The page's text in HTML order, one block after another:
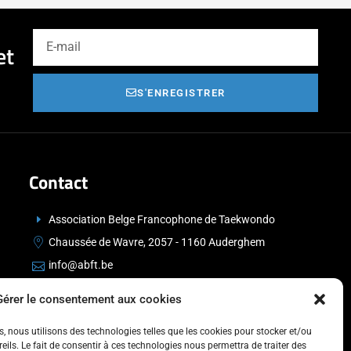
le consentement aux cookies
nous utilisons des technologies telles que les cookies pour stocker et/ou
Le fait de consentir à ces technologies nous permettra de traiter des
S'ENREGISTRER
Contact
Association Belge Francophone de Taekwondo
Chaussée de Wavre, 2057 - 1160 Auderghem
info@abft.be